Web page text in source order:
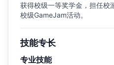
获得校级一等奖学金，担任校
校级GameJam活动。
技能专长
专业技能